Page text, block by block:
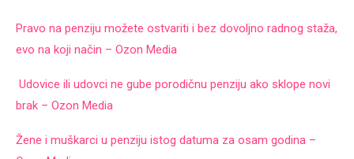
Pravo na penziju možete ostvariti i bez dovoljno radnog staža,
evo na koji način – Ozon Media
Udovice ili udovci ne gube porodičnu penziju ako sklope novi
brak – Ozon Media
Žene i muškarci u penziju istog datuma za osam godina –